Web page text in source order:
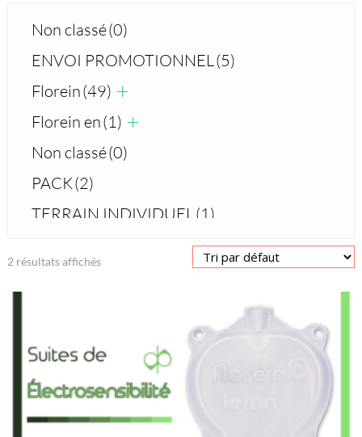
Non classé(0)
ENVOI PROMOTIONNEL(5)
Florein(49)
Florein en(1)
Non classé(0)
PACK(2)
TERRAIN INDIVIDUEL (1)
2 résultats affichés